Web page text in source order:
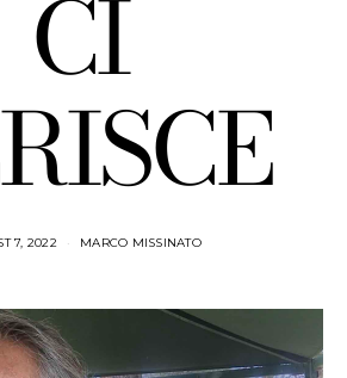
CI
7, 2022 MARCO MISSINATO